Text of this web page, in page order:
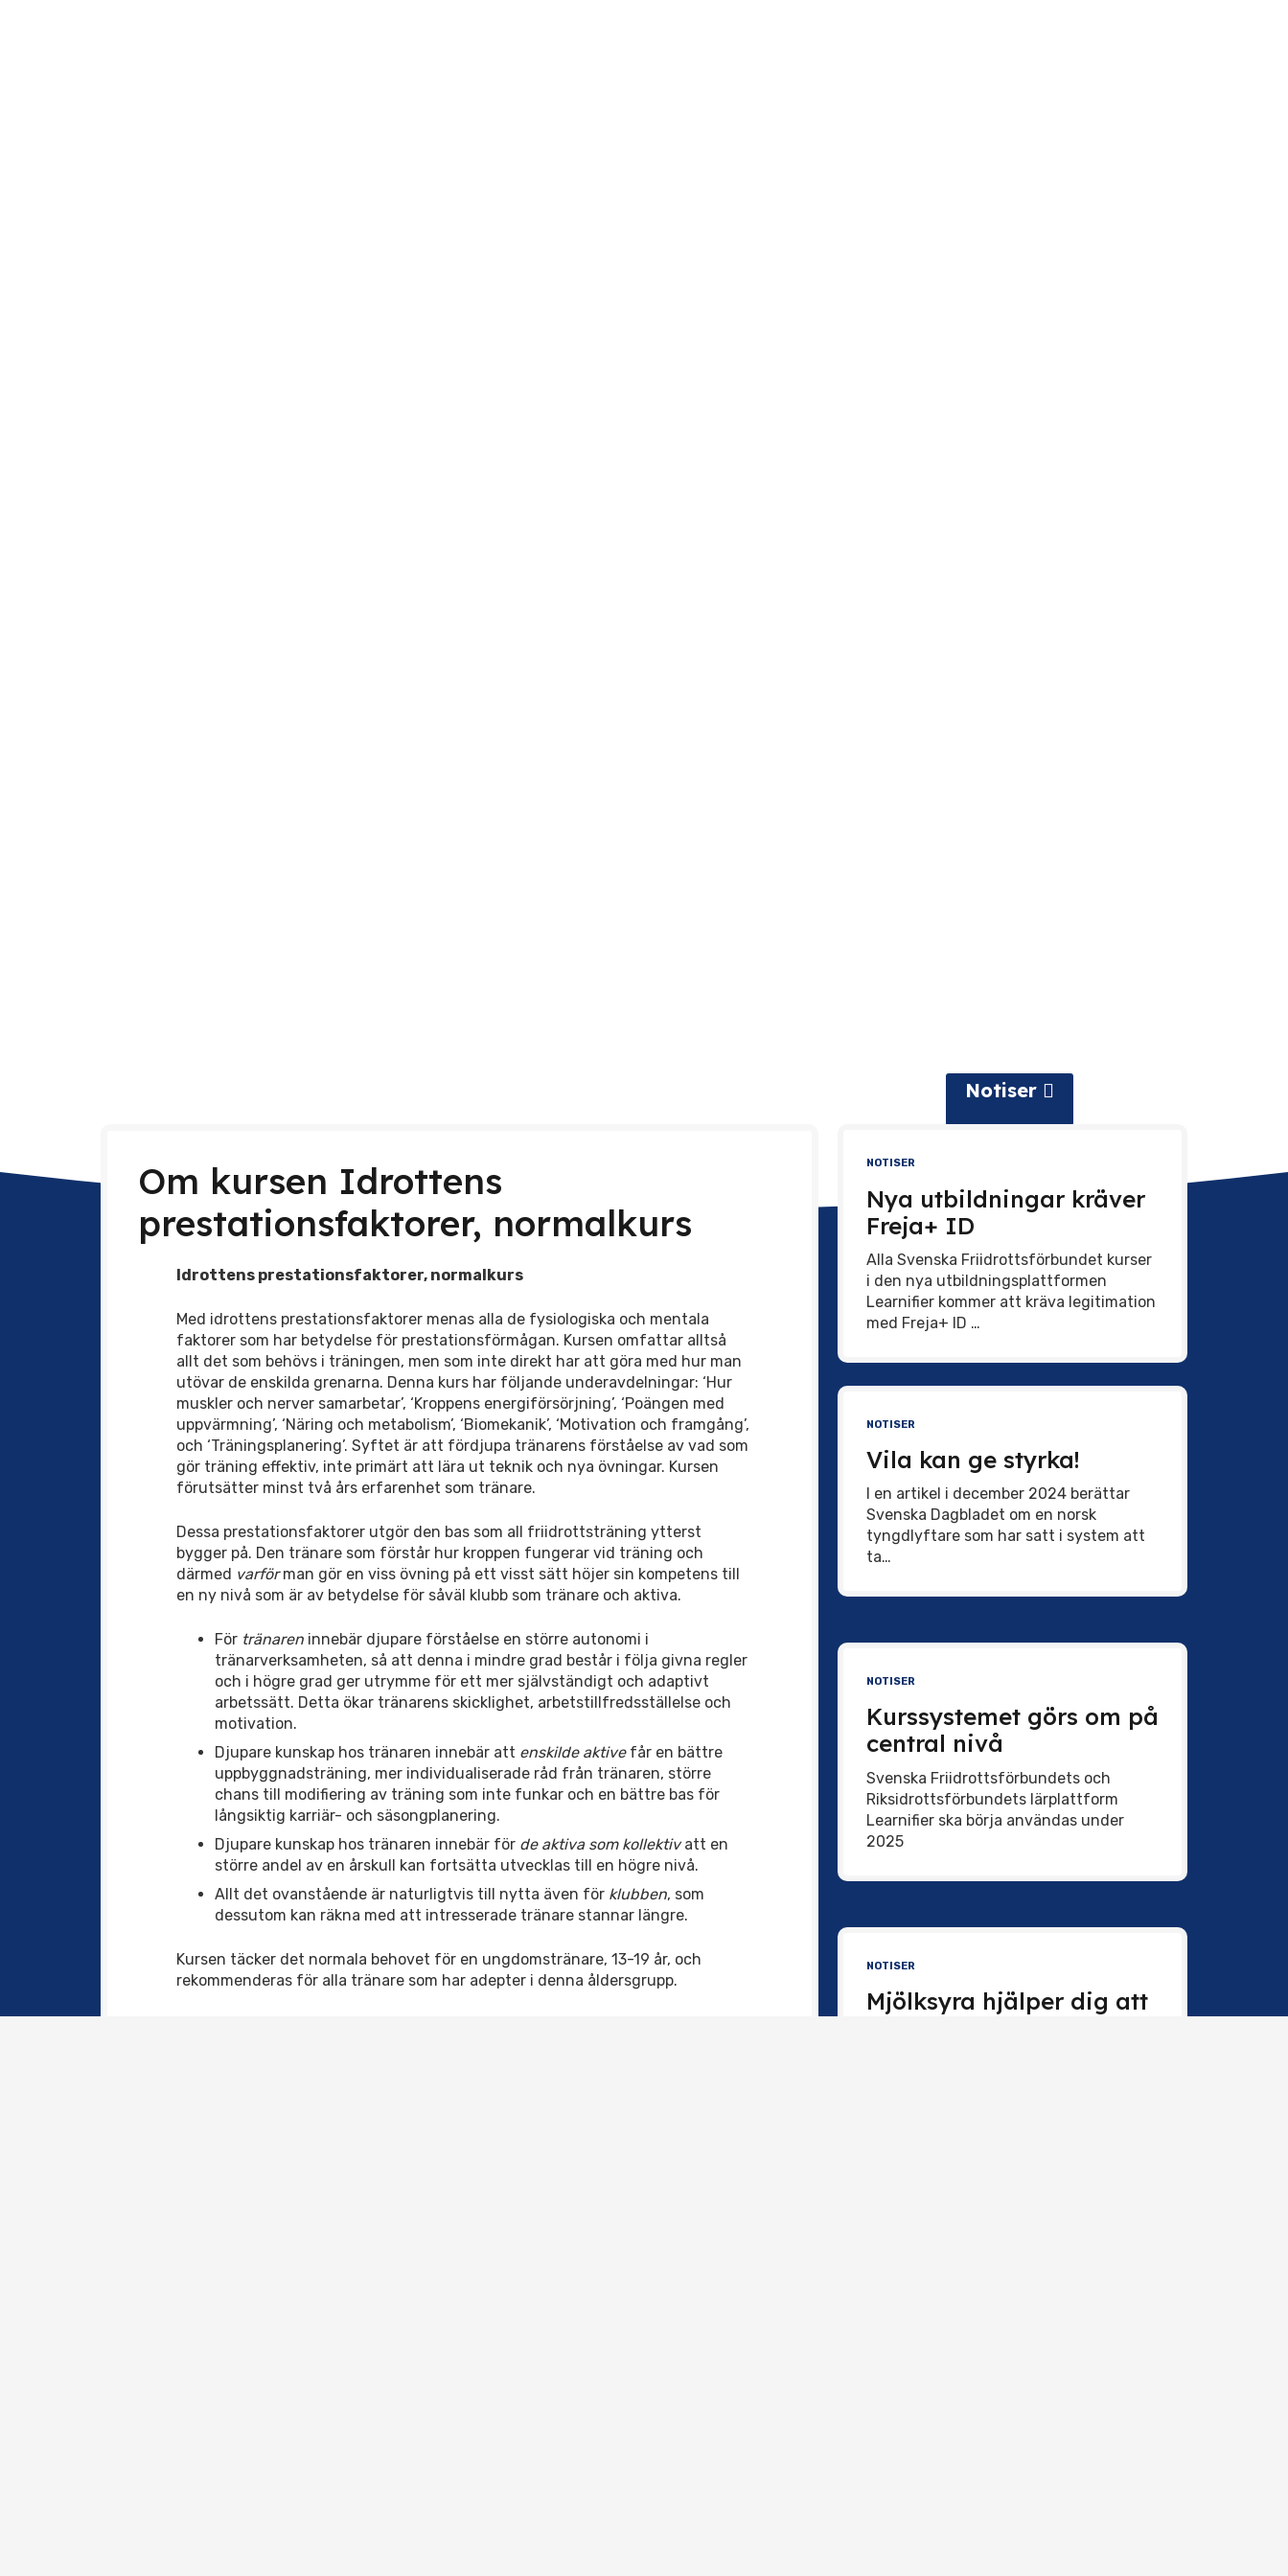
Om kursen Idrottens
prestationsfaktorer, normalkurs
Idrottens prestationsfaktorer, normalkurs
Med idrottens prestationsfaktorer menas alla de fysiologiska och mentala
faktorer som har betydelse för prestationsförmågan. Kursen omfattar alltså
allt det som behövs i träningen, men som inte direkt har att göra med hur man
utövar de enskilda grenarna. Denna kurs har följande underavdelningar: ‘Hur
muskler och nerver samarbetar’, ‘Kroppens energiförsörjning’, ‘Poängen med
uppvärmning’, ‘Näring och metabolism’, ‘Biomekanik’, ‘Motivation och framgång’,
och ‘Träningsplanering’. Syftet är att fördjupa tränarens förståelse av vad som
gör träning effektiv, inte primärt att lära ut teknik och nya övningar. Kursen
förutsätter minst två års erfarenhet som tränare.
Dessa prestationsfaktorer utgör den bas som all friidrottsträning ytterst
bygger på. Den tränare som förstår hur kroppen fungerar vid träning och
därmed varförman gör en viss övning på ett visst sätt höjer sin kompetens till
en ny nivå som är av betydelse för såväl klubb som tränare och aktiva.
För tränaren innebär djupare förståelse en större autonomi i
tränarverksamheten, så att denna i mindre grad består i följa givna regler
och i högre grad ger utrymme för ett mer självständigt och adaptivt
arbetssätt. Detta ökar tränarens skicklighet, arbetstillfredsställelse och
motivation.
Djupare kunskap hos tränaren innebär att enskilde aktivefår en bättre
uppbyggnadsträning, mer individualiserade råd från tränaren, större
chans till modifiering av träning som inte funkar och en bättre bas för
långsiktig karriär- och säsongplanering.
Djupare kunskap hos tränaren innebär för de aktiva som kollektivatt en
större andel av en årskull kan fortsätta utvecklas till en högre nivå.
Allt det ovanstående är naturligtvis till nytta även för klubben, som
dessutom kan räkna med att intresserade tränare stannar längre.
Kursen täcker det normala behovet för en ungdomstränare, 13-19 år, och
rekommenderas för alla tränare som har adepter i denna åldersgrupp.
Notiser
NOTISER
Nya utbildningar kräver
Freja+ ID
Alla Svenska Friidrottsförbundet kurser
i den nya utbildningsplattformen
Learnifier kommer att kräva legitimation
med Freja+ ID …
NOTISER
Vila kan ge styrka!
I en artikel i december 2024 berättar
Svenska Dagbladet om en norsk
tyngdlyftare som har satt i system att
ta…
NOTISER
Kurssystemet görs om på
central nivå
Svenska Friidrottsförbundets och
Riksidrottsförbundets lärplattform
Learnifier ska börja användas under
2025
NOTISER
Mjölksyra hjälper dig att